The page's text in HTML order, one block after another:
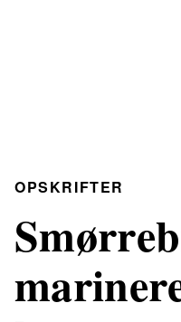
OPSKRIFTER